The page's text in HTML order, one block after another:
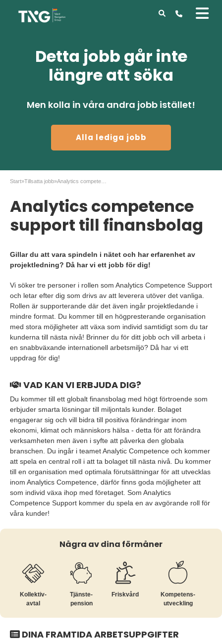
Detta jobb går inte
längre att söka
Men kolla in våra andra jobb istället!
Alla lediga jobb
Start»Tillsatta jobb»
Analytics competence
support till finansbolag
Gillar du att vara spindeln i nätet och har erfarenhet av
projektledning? Då har vi ett jobb för dig!
Vi söker tre personer i rollen som Analytics Competence Support
och letar efter dig som drivs av att leverera utöver det vanliga.
Rollen är supporterande där det även ingår projektledande i
mindre format. Du kommer till en högpresterande organisation
med stora möjligheter att växa som individ samtidigt som du tar
kunderna till nästa nivå! Brinner du för ditt jobb och vill arbeta i
en snabbväxande internationell arbetsmiljö? Då har vi ett
uppdrag för dig!
VAD KAN VI ERBJUDA DIG?
Du kommer till ett globalt finansbolag med högt förtroende som
erbjuder smarta lösningar till miljontals kunder. Bolaget
engagerar sig och vill bidra till positiva förändringar inom
ekonomi, klimat och människors hälsa - detta för att förändra
verksamheten men även i syfte att påverka den globala
branschen. Du ingår i teamet Analytic Competence och kommer
att spela en central roll i att ta bolaget till nästa nivå. Du kommer
till en organisation med optimala förutsättningar för att utvecklas
inom Analytics Competence, därför finns goda möjligheter att
som individ växa ihop med företaget. Som Analytics
Competence Support kommer du spela en av avgörande roll för
våra kunder!
Några av dina förmåner
Kollektiv­
avtal
Tjänste­
pension
Friskvård
Kompetens­
utveckling
DINA FRAMTIDA ARBETSUPPGIFTER